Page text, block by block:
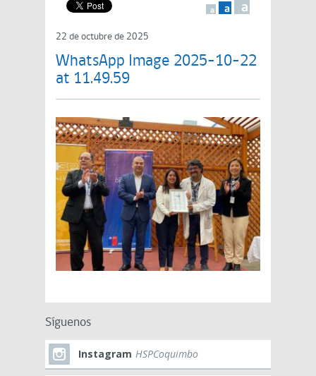
a a a
22 de octubre de 2025
WhatsApp Image 2025-10-22
at 11.49.59
Síguenos
Instagram HSPCoquimbo